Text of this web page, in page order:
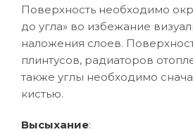
Поверхность необходимо
до угла» во избежание
наложения слоев.
плинтусов, радиаторов
также углы необходимо
кистью.
Высыхание: